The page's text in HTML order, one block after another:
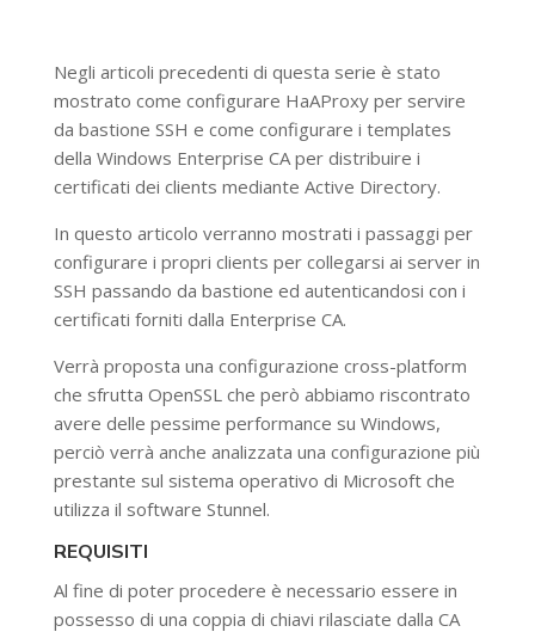
Negli articoli precedenti di questa serie è stato
mostrato come configurare HaAProxy per servire
da bastione SSH e come configurare i templates
della Windows Enterprise CA per distribuire i
certificati dei clients mediante Active Directory.
In questo articolo verranno mostrati i passaggi per
configurare i propri clients per collegarsi ai server in
SSH passando da bastione ed autenticandosi con i
certificati forniti dalla Enterprise CA.
Verrà proposta una configurazione cross-platform
che sfrutta OpenSSL che però abbiamo riscontrato
avere delle pessime performance su Windows,
perciò verrà anche analizzata una configurazione più
prestante sul sistema operativo di Microsoft che
utilizza il software Stunnel.
REQUISITI
Al fine di poter procedere è necessario essere in
possesso di una coppia di chiavi rilasciate dalla CA